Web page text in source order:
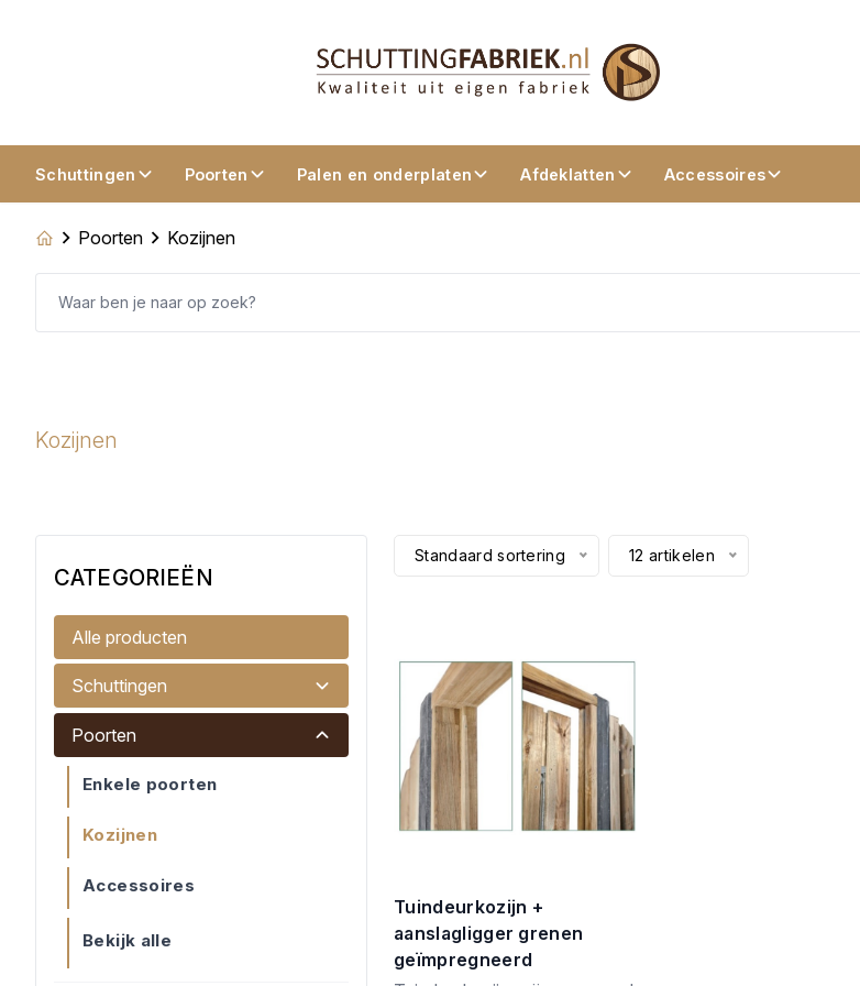
Schuttingen Poorten Palen en onderplaten Afdeklatten Accessoires
Poorten Kozijnen
Kozijnen
CATEGORIEËN
Alle producten
Schuttingen
Poorten
Enkele poorten
Kozijnen
Accessoires
Bekijk alle
Standaard sortering 12 artikelen
Tuindeurkozijn +
aanslagligger grenen
geïmpregneerd